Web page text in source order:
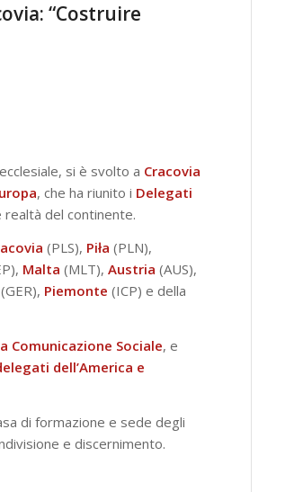
“Costruire
si è svolto a Cracovia
, che ha riunito i Delegati
del continente.
(PLS), Piła (PLN),
Malta (MLT), Austria (AUS),
(GER), Piemonte (ICP) e della
Comunicazione Sociale, e
dell’America e
di formazione e sede degli
e discernimento.